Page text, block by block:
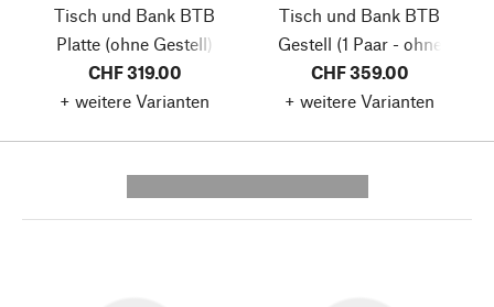
Tisch und Bank BTB
Platte (ohne Gestell)
CHF 319.00
+ weitere Varianten
Tisch und Bank BTB
Gestell (1 Paar - ohne
Platte)
CHF 359.00
+ weitere Varianten